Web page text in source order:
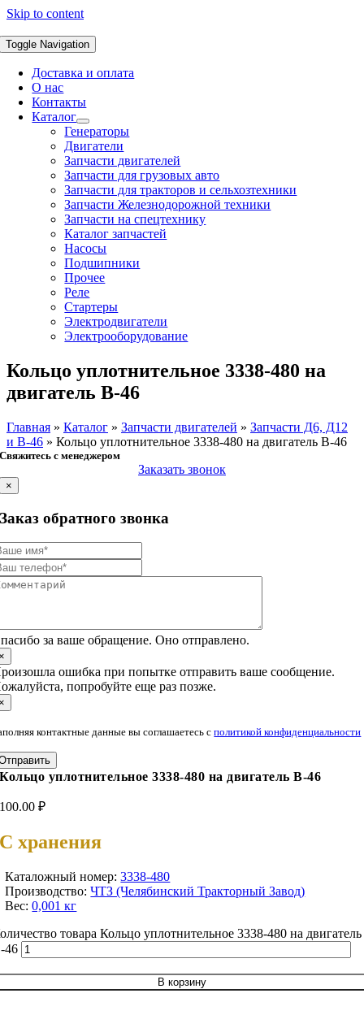
Skip to content
Toggle Navigation
Доставка и оплата
О нас
Контакты
Каталог
Генераторы
Двигатели
Запчасти двигателей
Запчасти для грузовых авто
Запчасти для тракторов и сельхозтехники
Запчасти Железнодорожной техники
Запчасти на спецтехнику
Каталог запчастей
Насосы
Подшипники
Прочее
Реле
Стартеры
Электродвигатели
Электрооборудование
Кольцо уплотнительное 3338-480 на
двигатель В-46
Главная » Каталог » Запчасти двигателей » Запчасти Д6, Д12
и В-46 » Кольцо уплотнительное 3338-480 на двигатель В-46
Свяжитесь с менеджером
Заказать звонок
×
Заказ обратного звонка
за ваше обращение. Оно отправлено.
ошибка при попытке отправить ваше сообщение.
попробуйте еще раз позже.
контактные данные вы соглашаетесь сполитикой конфиденциальности
Кольцо уплотнительное 3338-480 на двигатель В-46
100.00₽
С хранения
Каталожный номер:3338-480
Производство:ЧТЗ (Челябинский Тракторный Завод)
Вес:0,001 кг
товара Кольцо уплотнительное 3338-480 на двигатель
46
В корзину